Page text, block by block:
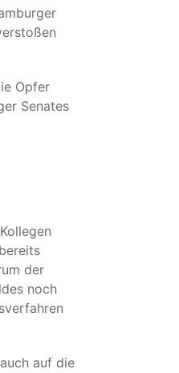
Opfer
Senates
der
noch
auf die